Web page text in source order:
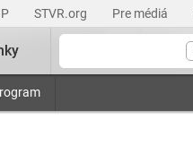
STVR.org Pre médiá